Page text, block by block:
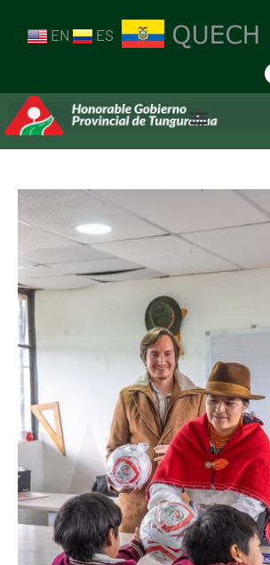
EN ES